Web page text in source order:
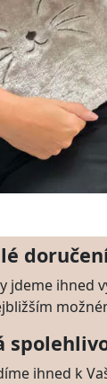
jdeme ihned
ihned k